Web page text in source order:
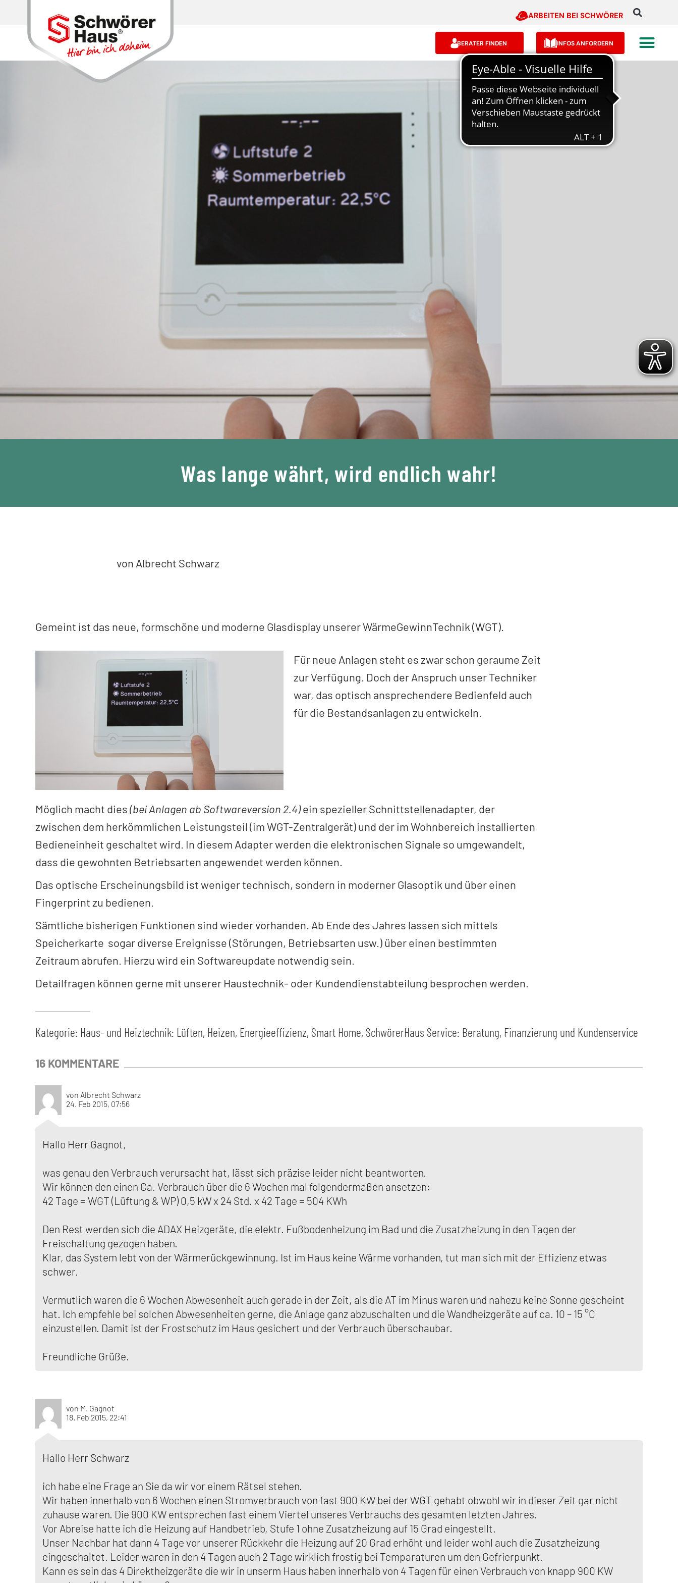
ARBEITEN BEI SCHWÖRER
BERATER FINDEN INFOS ANFORDERN
Was lange währt, wird endlich wahr!
von Albrecht Schwarz
Gemeint ist das neue, formschöne und moderne Glasdisplay unserer WärmeGewinnTechnik (WGT).
Für neue Anlagen steht es zwar schon geraume Zeit
zur Verfügung. Doch der Anspruch unser Techniker
war, das optisch ansprechendere Bedienfeld auch
für die Bestandsanlagen zu entwickeln.
Möglich macht dies(bei Anlagen ab Softwareversion 2.4)ein spezieller Schnittstellenadapter, der
zwischen dem herkömmlichen Leistungsteil (im WGT-Zentralgerät) und der im Wohnbereich installierten
Bedieneinheit geschaltet wird. In diesem Adapter werden die elektronischen Signale so umgewandelt,
dass die gewohnten Betriebsarten angewendet werden können.
Das optische Erscheinungsbild ist weniger technisch, sondern in moderner Glasoptik und über einen
Fingerprint zu bedienen.
Sämtliche bisherigen Funktionen sind wieder vorhanden. Ab Ende des Jahres lassen sich mittels
Speicherkarte sogar diverse Ereignisse (Störungen, Betriebsarten usw.) über einen bestimmten
Zeitraum abrufen. Hierzu wird ein Softwareupdate notwendig sein.
Detailfragen können gerne mit unserer Haustechnik- oder Kundendienstabteilung besprochen werden.
Kategorie: Haus- und Heiztechnik: Lüften, Heizen, Energieeffizienz, Smart Home, SchwörerHaus Service: Beratung, Finanzierung und Kundenservice
16 KOMMENTARE
von Albrecht Schwarz
24. Feb 2015, 07:56
Hallo Herr Gagnot,
was genau den Verbrauch verursacht hat, lässt sich präzise leider nicht beantworten.
Wir können den einen Ca. Verbrauch über die 6 Wochen mal folgendermaßen ansetzen:
42 Tage = WGT (Lüftung & WP) 0,5 kW x 24 Std. x 42 Tage = 504 KWh
Den Rest werden sich die ADAX Heizgeräte, die elektr. Fußbodenheizung im Bad und die Zusatzheizung in den Tagen der
Freischaltung gezogen haben.
Klar, das System lebt von der Wärmerückgewinnung. Ist im Haus keine Wärme vorhanden, tut man sich mit der Effizienz etwas
schwer.
Vermutlich waren die 6 Wochen Abwesenheit auch gerade in der Zeit, als die AT im Minus waren und nahezu keine Sonne gescheint
hat. Ich empfehle bei solchen Abwesenheiten gerne, die Anlage ganz abzuschalten und die Wandheizgeräte auf ca. 10 – 15 °C
einzustellen. Damit ist der Frostschutz im Haus gesichert und der Verbrauch überschaubar.
Freundliche Grüße.
von M. Gagnot
18. Feb 2015, 22:41
Hallo Herr Schwarz
ich habe eine Frage an Sie da wir vor einem Rätsel stehen.
Wir haben innerhalb von 6 Wochen einen Stromverbrauch von fast 900 KW bei der WGT gehabt obwohl wir in dieser Zeit gar nicht
zuhause waren. Die 900 KW entsprechen fast einem Viertel unseres Verbrauchs des gesamten letzten Jahres.
Vor Abreise hatte ich die Heizung auf Handbetrieb, Stufe 1 ohne Zusatzheizung auf 15 Grad eingestellt.
Unser Nachbar hat dann 4 Tage vor unserer Rückkehr die Heizung auf 20 Grad erhöht und leider wohl auch die Zusatzheizung
eingeschaltet. Leider waren in den 4 Tagen auch 2 Tage wirklich frostig bei Temparaturen um den Gefrierpunkt.
Kann es sein das 4 Direktheizgeräte die wir in unserm Haus haben innerhalb von 4 Tagen für einen Verbrauch von knapp 900 KW